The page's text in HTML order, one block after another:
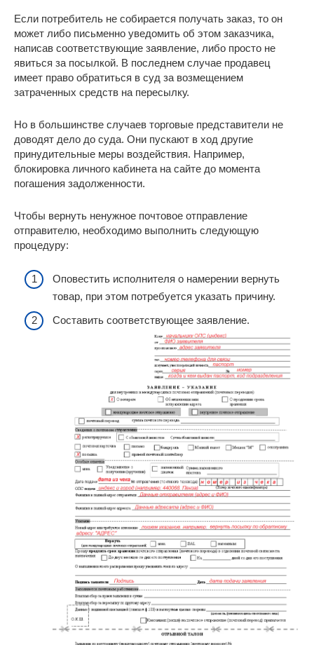
Если потребитель не собирается получать заказ, то он
может либо письменно уведомить об этом заказчика,
написав соответствующие заявление, либо просто не
явиться за посылкой. В последнем случае продавец
имеет право обратиться в суд за возмещением
затраченных средств на пересылку.
Но в большинстве случаев торговые представители не
доводят дело до суда. Они пускают в ход другие
принудительные меры воздействия. Например,
блокировка личного кабинета на сайте до момента
погашения задолженности.
Чтобы вернуть ненужное почтовое отправление
отправителю, необходимо выполнить следующую
процедуру:
Оповестить исполнителя о намерении вернуть
товар, при этом потребуется указать причину.
Составить соответствующее заявление.